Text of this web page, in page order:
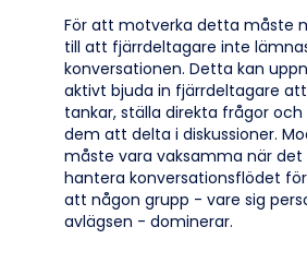
För att motverka detta måste
till att fjärrdeltagare inte
konversationen. Detta kan
aktivt bjuda in fjärrdeltagare
tankar, ställa direkta frågor
dem att delta i diskussioner.
måste vara vaksamma när det
hantera konversationsflödet
att någon grupp - vare sig
avlägsen - dominerar.